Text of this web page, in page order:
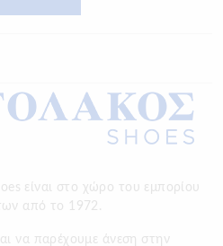
είναι στο χώρο του εμπορίου
από το 1972.
να παρέχουμε άνεση στην